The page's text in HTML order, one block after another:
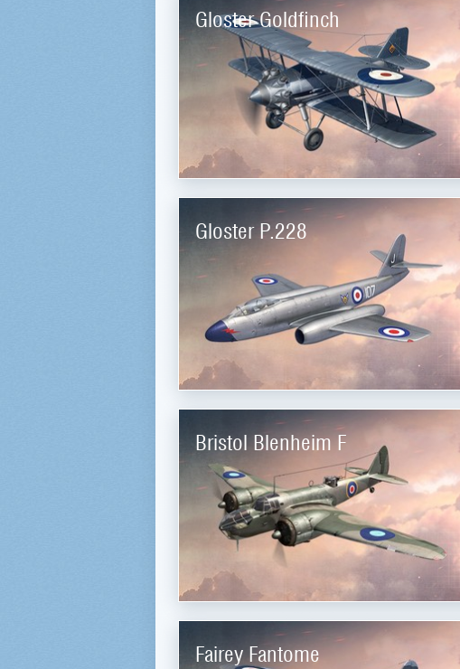
Gloster Goldfinch
Gloster P.228
Bristol Blenheim F
Fairey Fantome